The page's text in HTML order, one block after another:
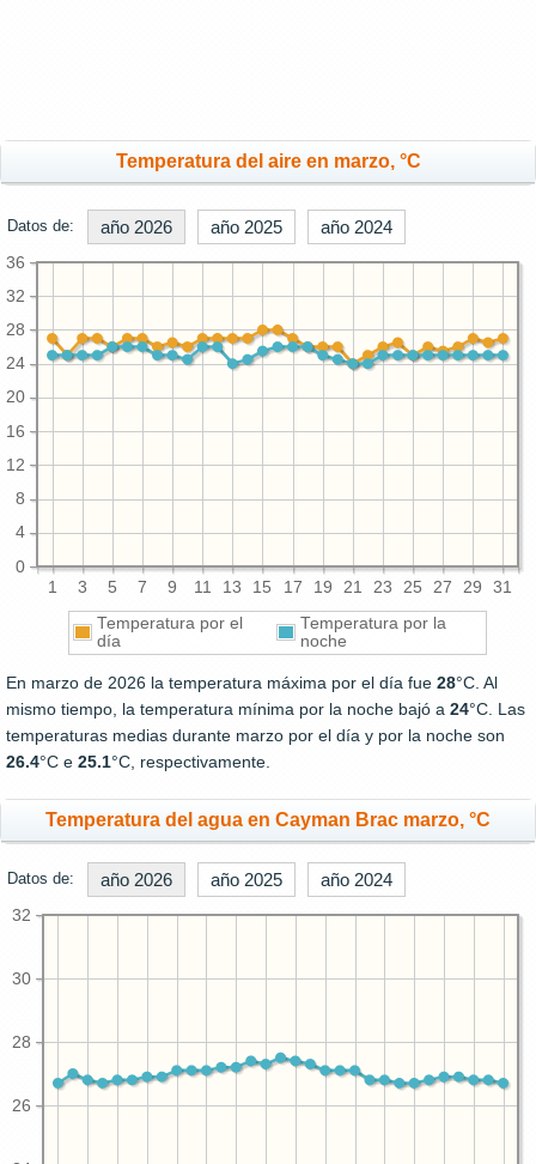
Temperatura del aire en marzo, °C
Datos de: año 2026 año 2025 año 2024
1 3 5 7 9 11 13 15 17 19 21 23 25 27 29 31
0
4
8
12
16
20
24
28
32
36
Temperatura por el
día
Temperatura por la
noche
En marzo de 2026 la temperatura máxima por el día fue 28°C. Al
mismo tiempo, la temperatura mínima por la noche bajó a 24°C. Las
temperaturas medias durante marzo por el día y por la noche son
26.4°C e 25.1°C, respectivamente.
Temperatura del agua en Cayman Brac marzo, °C
Datos de: año 2026 año 2025 año 2024
26
28
30
32